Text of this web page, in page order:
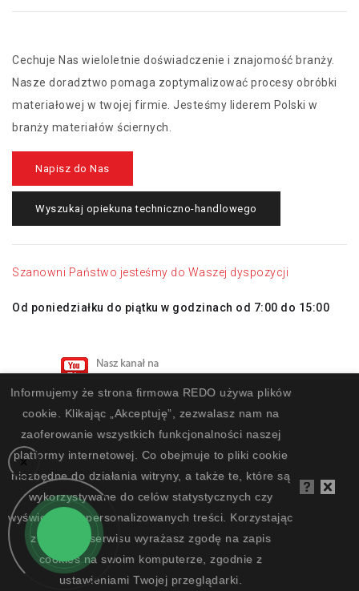
×
Cechuje Nas wieloletnie doświadczenie i znajomość branży.
Nasze doradztwo pomaga zoptymalizować procesy obróbki
materiałowej w twojej firmie. Jesteśmy liderem Polski w
branży materiałów ściernych.
Napisz do Nas
Wyszukaj opiekuna techniczno-handlowego
Szanowni Państwo jesteśmy do Waszej dyspozycji
Od poniedziałku do piątku w godzinach od 7:00 do 15:00
REDO Systemy Przemysłowe © 2002 - 2026 | Wykonanie
projektu:
Silski.pl
Informujemy że strona firmowa REDO używa plików
cookie. Klikając „Akceptuję”, zezwalasz nam na
zaoferowanie wszystkich funkcjonalności naszej
platformy internetowej. Co obejmuje to pliki cookie
niezbędne do działania witryny, a także te, które są
wykorzystywane do celów statystycznych czy
wyświetlania spersonalizowanych treści. Korzystając
z naszego serwisu wyrażasz zgodę na zapis
cookies na swoim komputerze, zgodnie z
ustawieniami Twojej przeglądarki.